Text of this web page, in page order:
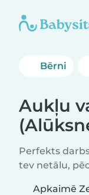
Bērni
Aukļu
Perfekts
tev netālu,
Apkaimē